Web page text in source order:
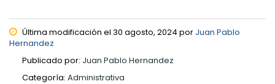
Última modificación el 30 agosto, 2024 por Juan Pablo
Hernandez
Publicado por: Juan Pablo Hernandez
Categoría: Administrativa